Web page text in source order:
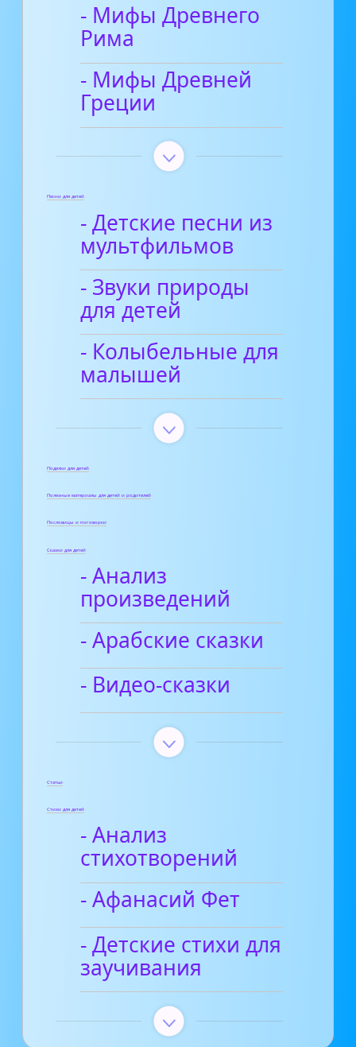
- Мифы Древнего
Рима
- Мифы Древней
Греции
Песни для детей
- Детские песни из
мультфильмов
- Звуки природы
для детей
- Колыбельные для
малышей
Поделки для детей
Полезные материалы для детей и родителей
Пословицы и поговорки
Сказки для детей
- Анализ
произведений
- Арабские сказки
- Видео-сказки
Статьи
Стихи для детей
- Анализ
стихотворений
- Афанасий Фет
- Детские стихи для
заучивания